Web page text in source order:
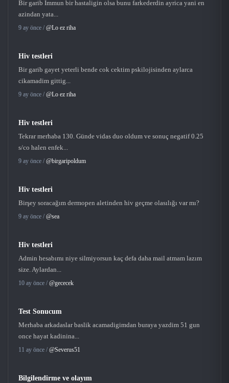
Bir garib Immun bir hastaligin olsa bunu farkederdin ayrica yani en
azindan yata...
9 ay önce / @Lo ez riha
Hiv testleri
Bir garib gayet yeterli bende cok cektim pskilojisinden aylarca
cikamadim gittig...
9 ay önce / @Lo ez riha
Hiv testleri
Tekrar merhaba 130. Günde vidas duo oldum ve sonuç negatif 0.25
s/co halen enfek...
9 ay önce / @birgaripoldum
Hiv testleri
Birşey soracağım dermopen aletinden hiv geçme olasılığı var mı?
9 ay önce / @sea
Hiv testleri
Admin hesabımı niye silmiyorsun kaç defa daha mail atmam lazım
size. Aylardan...
10 ay önce / @gececek
Test Sonucum
Merhaba arkadaslar baslik acamadigimdan buraya yazdim 51 gun
once hayat kadinina...
11 ay önce / @Severus51
Bilgilendirme ve olayım